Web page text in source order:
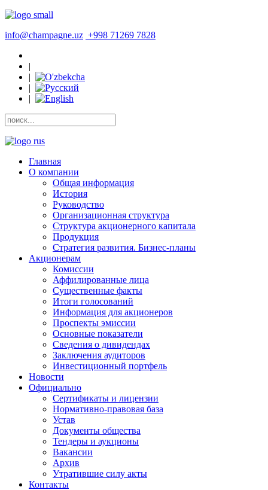
info@champagne.uz +998 71269 7828
|
|
|
|
Главная
О компании
Общая информация
История
Руководство
Организационная структура
Структура акционерного капитала
Продукция
Стратегия развития. Бизнес-планы
Акционерам
Комиссии
Аффилированные лица
Существенные факты
Итоги голосований
Информация для акционеров
Проспекты эмиссии
Основные показатели
Сведения о дивидендах
Заключения аудиторов
Инвестиционный портфель
Новости
Официально
Сертификаты и лицензии
Нормативно-правовая база
Устав
Документы общества
Тендеры и аукционы
Вакансии
Архив
Утратившие силу акты
Контакты